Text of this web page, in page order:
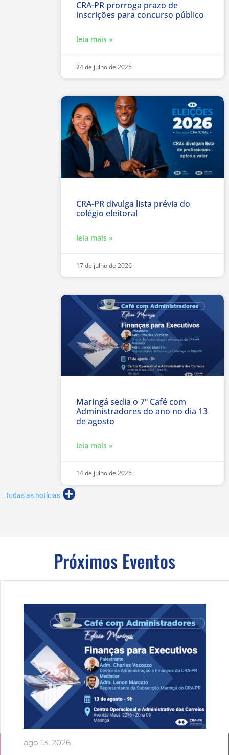
CRA-PR prorroga prazo de
inscrições para concurso público
leia mais »
24 de julho de 2026
CRA-PR divulga lista prévia do
colégio eleitoral
leia mais »
17 de julho de 2026
Maringá sedia o 7º Café com
Administradores do ano no dia 13
de agosto
leia mais »
14 de julho de 2026
Todas as notícias
Próximos Eventos
ago 13, 2026